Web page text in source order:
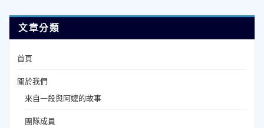
文章分類
首頁
關於我們
來自一段與阿嬤的故事
團隊成員